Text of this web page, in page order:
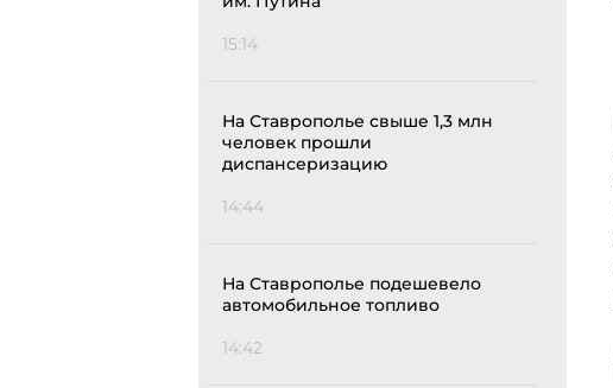
15:14
На Ставрополье свыше 1,3 млн
человек прошли
диспансеризацию
14:44
На Ставрополье подешевело
автомобильное топливо
14:42